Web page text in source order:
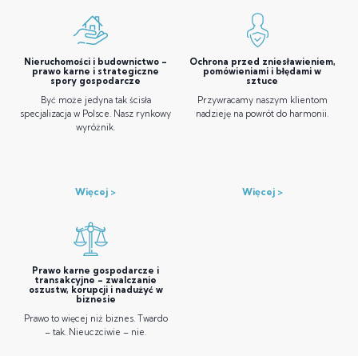
Nieruchomości i budownictwo –
prawo karne i strategiczne
spory gospodarcze
Być może jedyna tak ścisła
specjalizacja w Polsce. Nasz rynkowy
wyróżnik.
Więcej
Ochrona przed zniesławieniem,
pomówieniami i błędami w
sztuce
Przywracamy naszym klientom
nadzieję na powrót do harmonii.
Więcej
Prawo karne gospodarcze i
transakcyjne – zwalczanie
oszustw, korupcji i nadużyć w
biznesie
Prawo to więcej niż biznes. Twardo
– tak. Nieuczciwie – nie.